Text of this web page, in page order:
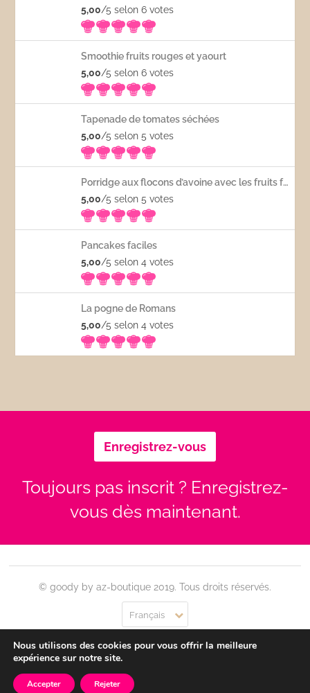
5,00/5 selon 6votes
Smoothie fruits rouges et yaourt
5,00/5 selon 6votes
Tapenade de tomates séchées
5,00/5 selon 5votes
Porridge aux flocons d’avoine avec les fruits frais
5,00/5 selon 5votes
Pancakes faciles
5,00/5 selon 4votes
La pogne de Romans
5,00/5 selon 4votes
Enregistrez-vous
Toujours pas inscrit ? Enregistrez-
vous dès maintenant.
© goody by az-boutique 2019. Tous droits réservés.
Français
Contact Se connecter Confidentialité CGU
Nous utilisons des cookies pour vous offrir la meilleure
expérience sur notre site.
Accepter Rejeter